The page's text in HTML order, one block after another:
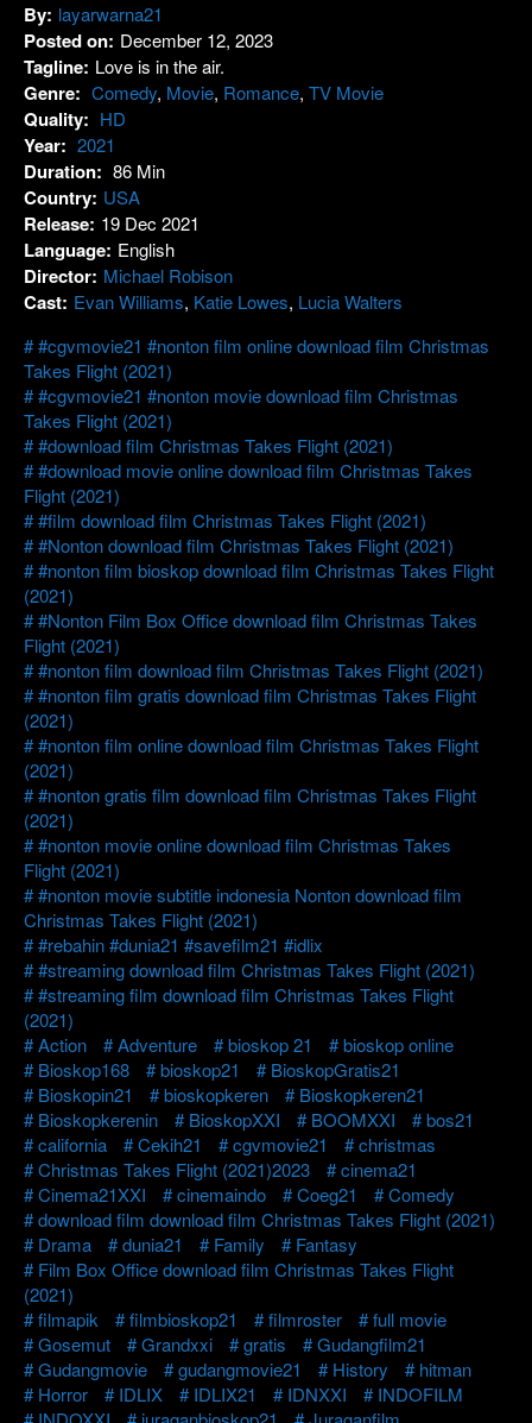
By: layarwarna21
Posted on: December 12, 2023
Tagline: Love is in the air.
Genre: Comedy, Movie, Romance, TV Movie
Quality: HD
Year: 2021
Duration: 86 Min
Country: USA
Release: 19 Dec 2021
Language: English
Director: Michael Robison
Cast: Evan Williams, Katie Lowes, Lucia Walters
#cgvmovie21 #nonton film online download film Christmas
Takes Flight (2021)
#cgvmovie21 #nonton movie download film Christmas
Takes Flight (2021)
#download film Christmas Takes Flight (2021)
#download movie online download film Christmas Takes
Flight (2021)
#film download film Christmas Takes Flight (2021)
#Nonton download film Christmas Takes Flight (2021)
#nonton film bioskop download film Christmas Takes Flight
(2021)
#Nonton Film Box Office download film Christmas Takes
Flight (2021)
#nonton film download film Christmas Takes Flight (2021)
#nonton film gratis download film Christmas Takes Flight
(2021)
#nonton film online download film Christmas Takes Flight
(2021)
#nonton gratis film download film Christmas Takes Flight
(2021)
#nonton movie online download film Christmas Takes
Flight (2021)
#nonton movie subtitle indonesia Nonton download film
Christmas Takes Flight (2021)
#rebahin #dunia21 #savefilm21 #idlix
#streaming download film Christmas Takes Flight (2021)
#streaming film download film Christmas Takes Flight
(2021)
Action
Adventure bioskop 21
bioskop online
Bioskop168
bioskop21
BioskopGratis21
Bioskopin21
bioskopkeren
Bioskopkeren21
Bioskopkerenin
BioskopXXI BOOMXXI
bos21
california
Cekih21 cgvmovie21
christmas
Christmas Takes Flight (2021)2023
cinema21
Cinema21XXI
cinemaindo Coeg21
Comedy
download film download film Christmas Takes Flight (2021)
Drama
dunia21 Family
Fantasy
Film Box Office download film Christmas Takes Flight
(2021)
filmapik
filmbioskop21 filmroster
full movie
Gosemut
Grandxxi gratis
Gudangfilm21
Gudangmovie
gudangmovie21 History
hitman
Horror
IDLIX IDLIX21 IDNXXI
INDOFILM